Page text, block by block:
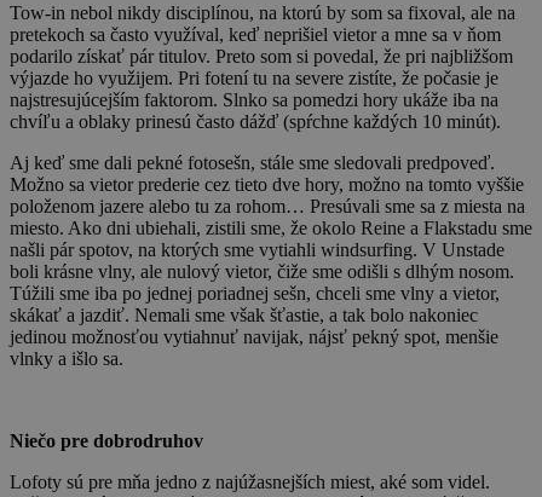
Tow-in nebol nikdy disciplínou, na ktorú by som sa fixoval, ale na
pretekoch sa často využíval, keď neprišiel vietor a mne sa v ňom
podarilo získať pár titulov. Preto som si povedal, že pri najbližšom
výjazde ho využijem. Pri fotení tu na severe zistíte, že počasie je
najstresujúcejším faktorom. Slnko sa pomedzi hory ukáže iba na
chvíľu a oblaky prinesú často dážď (spŕchne každých 10 minút).
Aj keď sme dali pekné fotosešn, stále sme sledovali predpoveď.
Možno sa vietor prederie cez tieto dve hory, možno na tomto vyššie
položenom jazere alebo tu za rohom… Presúvali sme sa z miesta na
miesto. Ako dni ubiehali, zistili sme, že okolo Reine a Flakstadu sme
našli pár spotov, na ktorých sme vytiahli windsurfing. V Unstade
boli krásne vlny, ale nulový vietor, čiže sme odišli s dlhým nosom.
Túžili sme iba po jednej poriadnej sešn, chceli sme vlny a vietor,
skákať a jazdiť. Nemali sme však šťastie, a tak bolo nakoniec
jedinou možnosťou vytiahnuť navijak, nájsť pekný spot, menšie
vlnky a išlo sa.
Niečo pre dobrodruhov
Lofoty sú pre mňa jedno z najúžasnejších miest, aké som videl.